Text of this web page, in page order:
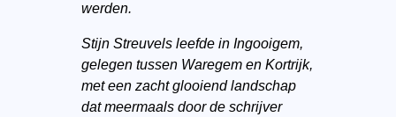
werden.
Stijn Streuvels leefde in Ingooigem,
gelegen tussen Waregem en Kortrijk,
met een zacht glooiend landschap
dat meermaals door de schrijver